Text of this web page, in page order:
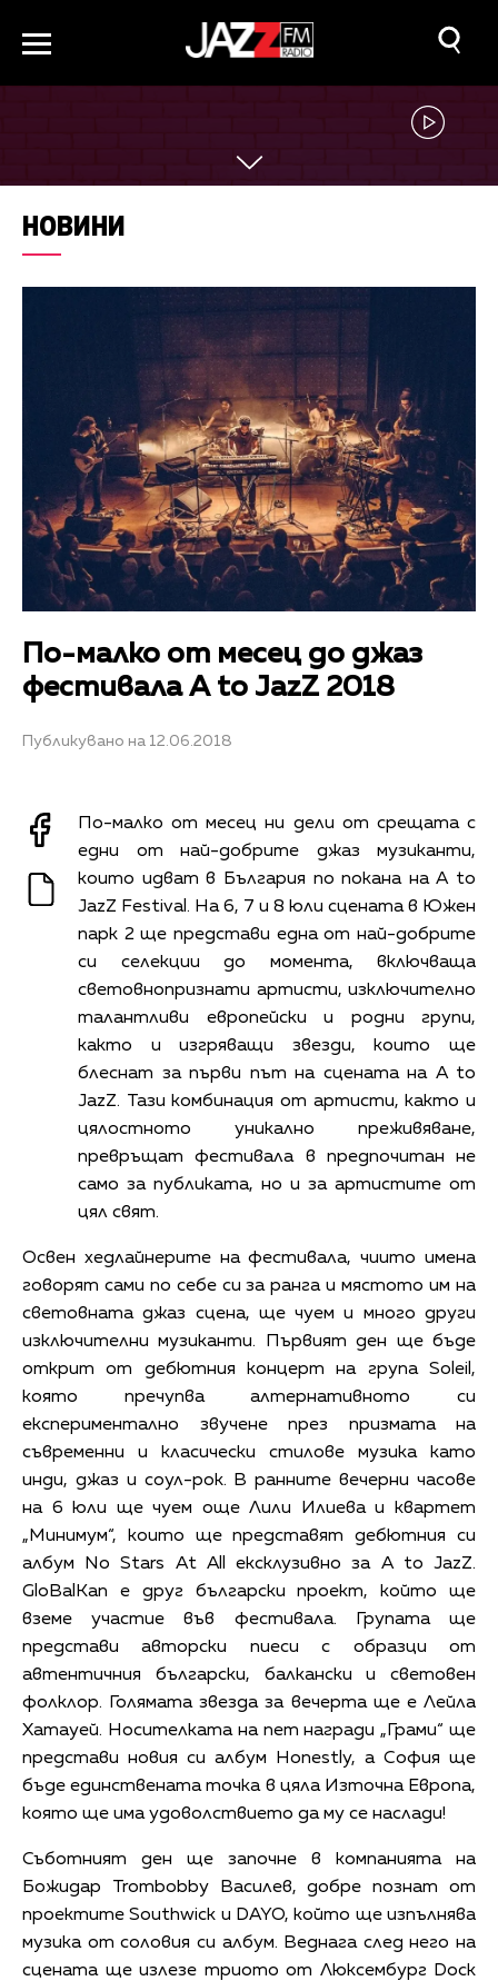
НОВИНИ
По-малко от месец до джаз
фестивала А to JazZ 2018
Публикувано на 12.06.2018
По-малко от месец ни дели от срещата с
едни от най-добрите джаз музиканти,
които идват в България по покана на A to
JazZ Festival. На 6, 7 и 8 юли сцената в Южен
парк 2 ще представи една от най-добрите
си селекции до момента, включваща
световнопризнати артисти, изключително
талантливи европейски и родни групи,
както и изгряващи звезди, които ще
блеснат за първи път на сцената на A to
JazZ. Тази комбинация от артисти, както и
цялостното уникално преживяване,
превръщат фестивала в предпочитан не
само за публиката, но и за артистите от
цял свят.
Освен хедлайнерите на фестивала, чиито имена
говорят сами по себе си за ранга и мястото им на
световната джаз сцена, ще чуем и много други
изключителни музиканти. Първият ден ще бъде
открит от дебютния концерт на група Soleil,
която пречупва алтернативното си
експериментално звучене през призмата на
съвременни и класически стилове музика като
инди, джаз и соул-рок. В ранните вечерни часове
на 6 юли ще чуем още Лили Илиева и квартет
„Минимум“, които ще представят дебютния си
албум No Stars At All ексклузивно за A to JazZ.
GloBalKan е друг български проект, който ще
вземе участие във фестивала. Групата ще
представи авторски пиеси с образци от
автентичния български, балкански и световен
фолклор. Голямата звезда за вечерта ще е Лейла
Хатауей. Носителката на пет награди „Грами“ ще
представи новия си албум Honestly, а София ще
бъде единствената точка в цяла Източна Европа,
която ще има удоволствието да му се наслади!
Съботният ден ще започне в компанията на
Божидар Trombobby Василев, добре познат от
проектите Southwick и DAYO, който ще изпълнява
музика от соловия си албум. Веднага след него на
сцената ще излезе триото от Люксембург Dock